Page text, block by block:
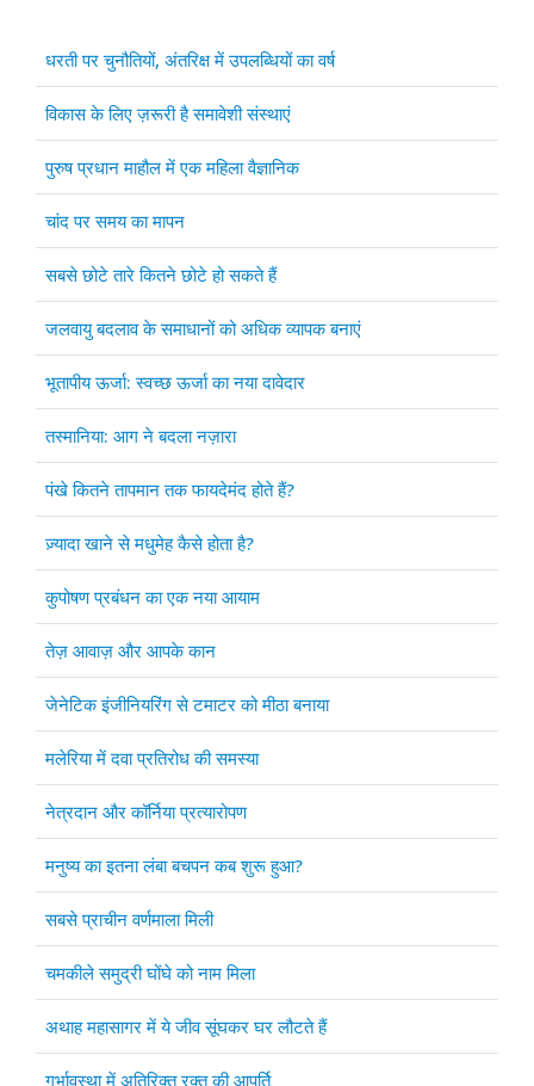
Articles
Title
धरती पर चुनौतियों, अंतरिक्ष में उपलब्धियों का वर्ष
विकास के लिए ज़रूरी है समावेशी संस्थाएं
पुरुष प्रधान माहौल में एक महिला वैज्ञानिक
चांद पर समय का मापन
सबसे छोटे तारे कितने छोटे हो सकते हैं
जलवायु बदलाव के समाधानों को अधिक व्यापक बनाएं
भूतापीय ऊर्जा: स्वच्छ ऊर्जा का नया दावेदार
तस्मानिया: आग ने बदला नज़ारा
पंखे कितने तापमान तक फायदेमंद होते हैं?
ज़्यादा खाने से मधुमेह कैसे होता है?
कुपोषण प्रबंधन का एक नया आयाम
तेज़ आवाज़ और आपके कान
जेनेटिक इंजीनियरिंग से टमाटर को मीठा बनाया
मलेरिया में दवा प्रतिरोध की समस्या
नेत्रदान और कॉर्निया प्रत्यारोपण
मनुष्य का इतना लंबा बचपन कब शुरू हुआ?
सबसे प्राचीन वर्णमाला मिली
चमकीले समुद्री घोंघे को नाम मिला
अथाह महासागर में ये जीव सूंघकर घर लौटते हैं
गर्भावस्था में अतिरिक्त रक्त की आपूर्ति